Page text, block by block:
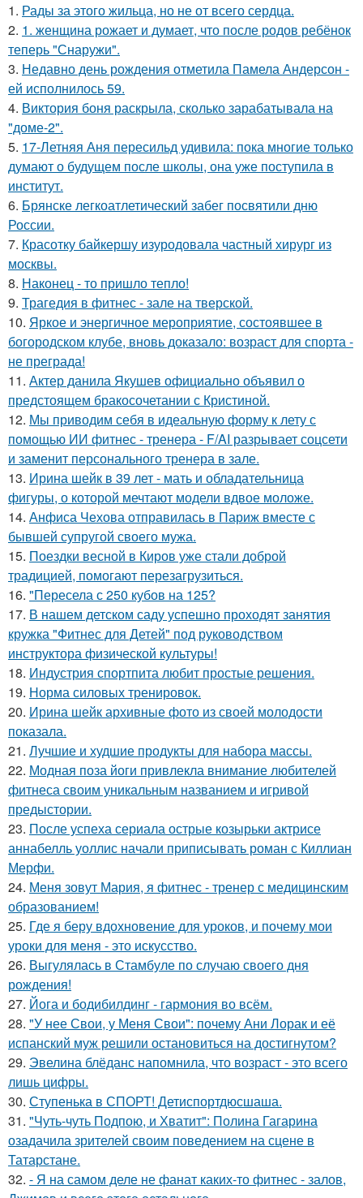
1. Рады за этого жильца, но не от всего сердца.
2. 1. женщина рожает и думает, что после родов ребёнок
теперь "Снаружи".
3. Недавно день рождения отметила Памела Андерсон -
ей исполнилось 59.
4. Виктория боня раскрыла, сколько зарабатывала на
"доме-2".
5. 17-Летняя Аня пересильд удивила: пока многие только
думают о будущем после школы, она уже поступила в
институт.
6. Брянске легкоатлетический забег посвятили дню
России.
7. Красотку байкершу изуродовала частный хирург из
москвы.
8. Наконец - то пришло тепло!
9. Трагедия в фитнес - зале на тверской.
10. Яркое и энергичное мероприятие, состоявшее в
богородском клубе, вновь доказало: возраст для спорта -
не преграда!
11. Актер данила Якушев официально объявил о
предстоящем бракосочетании с Кристиной.
12. Мы приводим себя в идеальную форму к лету с
помощью ИИ фитнес - тренера - F/AI разрывает соцсети
и заменит персонального тренера в зале.
13. Ирина шейк в 39 лет - мать и обладательница
фигуры, о которой мечтают модели вдвое моложе.
14. Анфиса Чехова отправилась в Париж вместе с
бывшей супругой своего мужа.
15. Поездки весной в Киров уже стали доброй
традицией, помогают перезагрузиться.
16. "Пересела с 250 кубов на 125?
17. В нашем детском саду успешно проходят занятия
кружка "Фитнес для Детей" под руководством
инструктора физической культуры!
18. Индустрия спортпита любит простые решения.
19. Норма силовых тренировок.
20. Ирина шейк архивные фото из своей молодости
показала.
21. Лучшие и худшие продукты для набора массы.
22. Модная поза йоги привлекла внимание любителей
фитнеса своим уникальным названием и игривой
предыстории.
23. После успеха сериала острые козырьки актрисе
аннабелль уоллис начали приписывать роман с Киллиан
Мерфи.
24. Меня зовут Мария, я фитнес - тренер с медицинским
образованием!
25. Где я беру вдохновение для уроков, и почему мои
уроки для меня - это искусство.
26. Выгулялась в Стамбуле по случаю своего дня
рождения!
27. Йога и бодибилдинг - гармония во всём.
28. "У нее Свои, у Меня Свои": почему Ани Лорак и её
испанский муж решили остановиться на достигнутом?
29. Эвелина блёданс напомнила, что возраст - это всего
лишь цифры.
30. Ступенька в СПОРТ! Детиспортдюсшаша.
31. "Чуть-чуть Подпою, и Хватит": Полина Гагарина
озадачила зрителей своим поведением на сцене в
Татарстане.
32. - Я на самом деле не фанат каких-то фитнес - залов,